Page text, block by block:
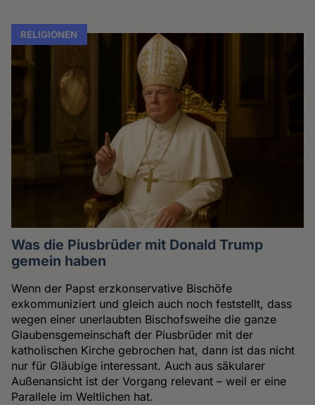
RELIGIONEN
Was die Piusbrüder mit Donald Trump
gemein haben
Wenn der Papst erzkonservative Bischöfe
exkommuniziert und gleich auch noch feststellt, dass
wegen einer unerlaubten Bischofsweihe die ganze
Glaubensgemeinschaft der Piusbrüder mit der
katholischen Kirche gebrochen hat, dann ist das nicht
nur für Gläubige interessant. Auch aus säkularer
Außenansicht ist der Vorgang relevant – weil er eine
Parallele im Weltlichen hat.